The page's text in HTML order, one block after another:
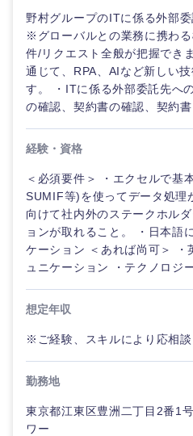
野村グループのITに係る外部
※グローバルとの業務に携わ
件/リクエスト全般が把握でき
通じて、RPA、AIなど新しい
す。 ・ITに係る外部委託先へ
の確認、契約書の確認、契約書
経験・資格
＜必須要件＞ ・エクセルで基
SUMIF等)を使ってデータ処理
向けて社内外のステークホル
ョンが取れること。 ・日本語
ケーション ＜あれば尚可＞ ・
ュニケーション ・テクノロジ
想定年収
※ご経験、スキルにより応相談
勤務地
東京都江東区豊洲二丁目2番1
ワー